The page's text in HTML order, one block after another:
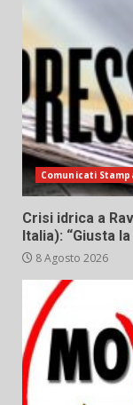
Comunicati
Crisi idrica a
Italia): “Giusta
8 Agosto 2026